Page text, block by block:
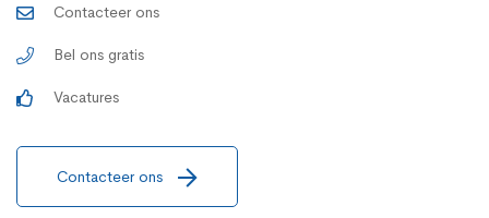
Contacteer ons
Bel ons gratis
Vacatures
Contacteer ons